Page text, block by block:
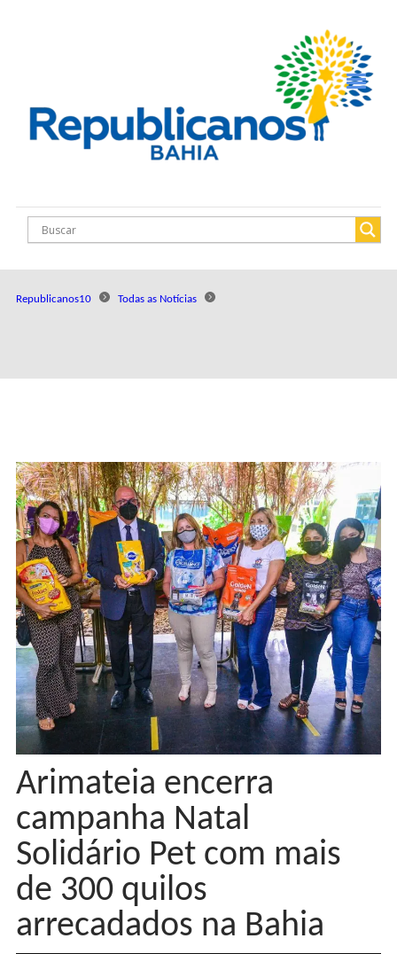
Republicanos10 Todas as Notícias
Arimateia encerra
campanha Natal
Solidário Pet com mais
de 300 quilos
arrecadados na Bahia